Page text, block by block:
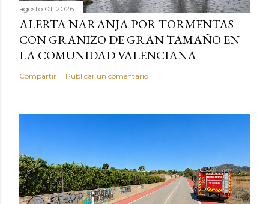
agosto 01, 2026
ALERTA NARANJA POR TORMENTAS
CON GRANIZO DE GRAN TAMAÑO EN
LA COMUNIDAD VALENCIANA
Compartir Publicar un comentario